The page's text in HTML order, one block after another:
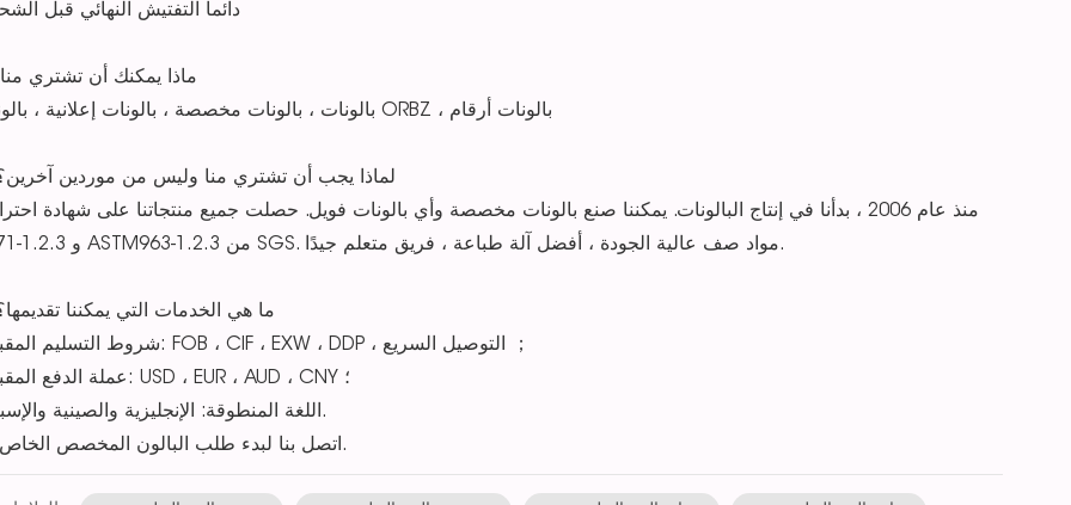
دائما التفتيش النهائي قبل
3.ماذا يمكنك أن تشتري
بالونات ، بالونات مخصصة ، بالونات إعلانية ، بالونات ORBZ ، بالونات أرقام
4. لماذا يجب أن تشتري منا وليس من موردين
منذ عام 2006 ، بدأنا في إنتاج البالونات. يمكننا صنع بالونات مخصصة وأي بالونات فويل. حصلت جميع منتجاتنا على شهادة
EN71-1.2.3 و ASTM963-1.2.3 من SGS. مواد صف عالية الجودة ، أفضل آلة طباعة ، فريق متعلم جيدًا.
5. ما هي الخدمات التي يمكننا
شروط التسليم المقبولة: FOB ، CIF ، EXW ، DDP ، التوصيل السريع ；
عملة الدفع المقبولة: USD ، EUR ، AUD ، CNY ؛
اللغة المنطوقة: الإنجليزية والصينية والإسبانية.
اتصل بنا لبدء طلب البالون المخصص الخاص بك.